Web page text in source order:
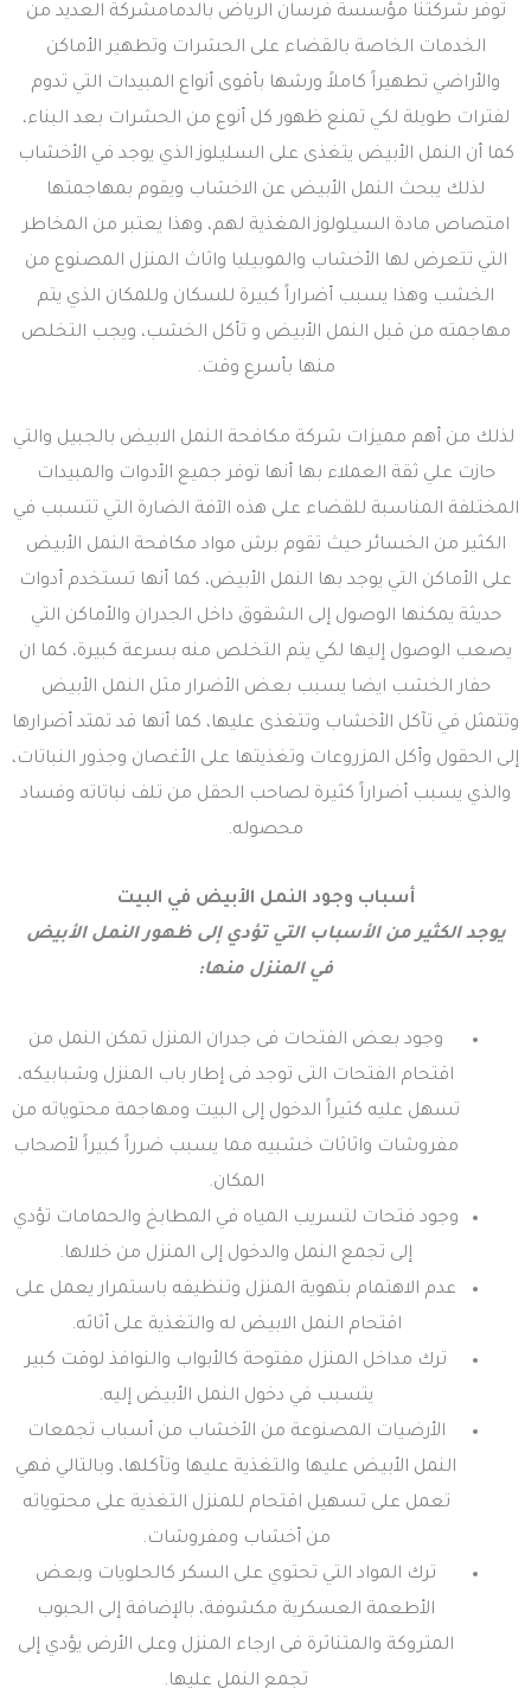
توفر شركتنا مؤسسة فرسان الرياض بالدمامشركة العديد من
الخدمات الخاصة بالقضاء على الحشرات وتطهير الأماكن
والأراضي تطهيراً كاملاً ورشها بأقوى أنواع المبيدات التي تدوم
لفترات طويلة لكي تمنع ظهور كل أنوع من الحشرات بعد البناء،
كما أن النمل الأبيض يتغذى على السليلوز الذي يوجد في الأخشاب
لذلك يبحث النمل الأبيض عن الاخشاب ويقوم بمهاجمتها
امتصاص مادة السيلولوز المغذية لهم، وهذا يعتبر من المخاطر
التي تتعرض لها الأخشاب والموبيليا واثاث المنزل المصنوع من
الخشب وهذا يسبب أضراراً كبيرة للسكان وللمكان الذي يتم
مهاجمته من قبل النمل الأبيض و تأكل الخشب، ويجب التخلص
منها بأسرع وقت.
لذلك من أهم مميزات شركة مكافحة النمل الابيض بالجبيل والتي
حازت علي ثقة العملاء بها أنها توفر جميع الأدوات والمبيدات
المختلفة المناسبة للقضاء على هذه الآفة الضارة التي تتسبب في
الكثير من الخسائر حيث تقوم برش مواد مكافحة النمل الأبيض
على الأماكن التي يوجد بها النمل الأبيض، كما أنها تستخدم أدوات
حديثة يمكنها الوصول إلى الشقوق داخل الجدران والأماكن التي
يصعب الوصول إليها لكي يتم التخلص منه بسرعة كبيرة، كما ان
حفار الخشب ايضا يسبب بعض الأضرار مثل النمل الأبيض
وتتمثل في تآكل الأخشاب وتتغذى عليها، كما أنها قد تمتد أضرارها
إلى الحقول وأكل المزروعات وتغذيتها على الأغصان وجذور النباتات،
والذي يسبب أضراراً كثيرة لصاحب الحقل من تلف نباتاته وفساد
محصوله.
أسباب وجود النمل الأبيض في البيت
يوجد الكثير من الأسباب التي تؤدي إلى ظهور النمل الأبيض
في المنزل منها:
وجود بعض الفتحات فى جدران المنزل تمكن النمل من
اقتحام الفتحات التى توجد فى إطار باب المنزل وشبابيكه،
تسهل عليه كثيراً الدخول إلى البيت ومهاجمة محتوياته من
مفروشات واثاثات خشبيه مما يسبب ضرراً كبيراً لأصحاب
المكان.
وجود فتحات لتسريب المياه في المطابخ والحمامات تؤدي
إلى تجمع النمل والدخول إلى المنزل من خلالها.
عدم الاهتمام بتهوية المنزل وتنظيفه باستمرار يعمل على
اقتحام النمل الابيض له والتغذية على أثاثه.
ترك مداخل المنزل مفتوحة كالأبواب والنوافذ لوقت كبير
يتسبب في دخول النمل الأبيض إليه.
الأرضيات المصنوعة من الأخشاب من أسباب تجمعات
النمل الأبيض عليها والتغذية عليها وتآكلها، وبالتالي فهي
تعمل على تسهيل اقتحام للمنزل التغذية على محتوياته
من أخشاب ومفروشات.
ترك المواد التي تحتوي على السكر كالحلويات وبعض
الأطعمة العسكرية مكشوفة، بالإضافة إلى الحبوب
المتروكة والمتناثرة فى ارجاء المنزل وعلى الأرض يؤدي إلى
تجمع النمل عليها.